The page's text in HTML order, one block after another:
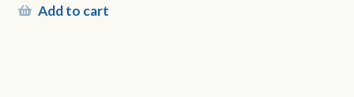
Add to cart